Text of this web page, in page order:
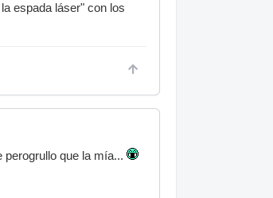
espada láser" con los
que la mía...